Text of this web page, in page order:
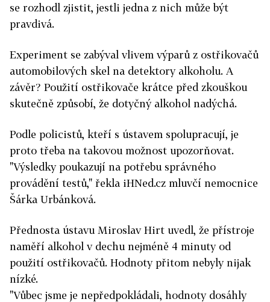
se rozhodl zjistit, jestli jedna z nich může být
pravdivá.
Experiment se zabýval vlivem výparů z ostřikovačů
automobilových skel na detektory alkoholu. A
závěr? Použití ostřikovače krátce před zkouškou
skutečně způsobí, že dotyčný alkohol nadýchá.
Podle policistů, kteří s ústavem spolupracují, je
proto třeba na takovou možnost upozorňovat.
"Výsledky poukazují na potřebu správného
provádění testů," řekla iHNed.cz mluvčí nemocnice
Šárka Urbánková.
Přednosta ústavu Miroslav Hirt uvedl, že přístroje
naměří alkohol v dechu nejméně 4 minuty od
použití ostřikovačů. Hodnoty přitom nebyly nijak
nízké.
"Vůbec jsme je nepředpokládali, hodnoty dosáhly